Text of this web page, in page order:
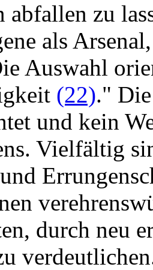
abfallen zu
als
Auswahl
(22)."
und kein
Vielfältig
durch neu